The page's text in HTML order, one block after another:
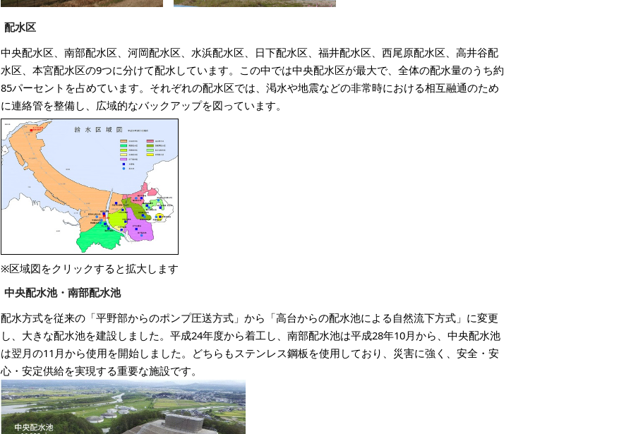
配水区
中央配水区、南部配水区、河岡配水区、水浜配水区、日下配水区、福井配水区、西尾原配水区、高井谷配
水区、本宮配水区の9つに分けて配水しています。この中では中央配水区が最大で、全体の配水量のうち約
85パーセントを占めています。それぞれの配水区では、渇水や地震などの非常時における相互融通のため
に連絡管を整備し、広域的なバックアップを図っています。
※区域図をクリックすると拡大します
中央配水池・南部配水池
配水方式を従来の「平野部からのポンプ圧送方式」から「高台からの配水池による自然流下方式」に変更
し、大きな配水池を建設しました。平成24年度から着工し、南部配水池は平成28年10月から、中央配水池
は翌月の11月から使用を開始しました。どちらもステンレス鋼板を使用しており、災害に強く、安全・安
心・安定供給を実現する重要な施設です。